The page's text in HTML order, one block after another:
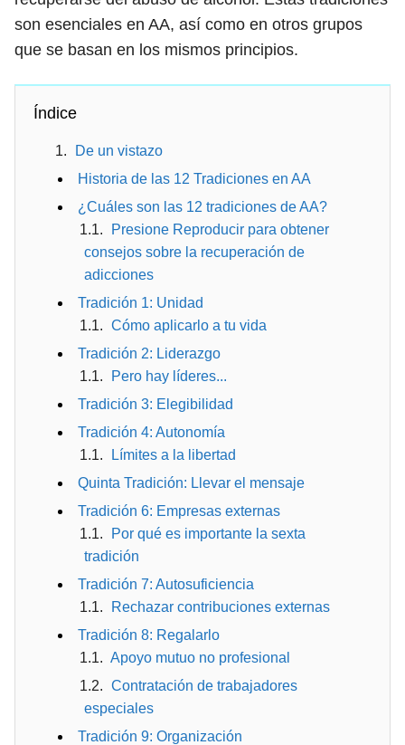
son esenciales en AA, así como en otros grupos
que se basan en los mismos principios.
Índice
De un vistazo
Historia de las 12 Tradiciones en AA
¿Cuáles son las 12 tradiciones de AA?
Presione Reproducir para obtener
consejos sobre la recuperación de
adicciones
Tradición 1: Unidad
Cómo aplicarlo a tu vida
Tradición 2: Liderazgo
Pero hay líderes...
Tradición 3: Elegibilidad
Tradición 4: Autonomía
Límites a la libertad
Quinta Tradición: Llevar el mensaje
Tradición 6: Empresas externas
Por qué es importante la sexta
tradición
Tradición 7: Autosuficiencia
Rechazar contribuciones externas
Tradición 8: Regalarlo
Apoyo mutuo no profesional
Contratación de trabajadores
especiales
Tradición 9: Organización